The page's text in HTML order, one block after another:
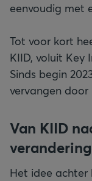
eenvoudig met
Tot voor kort
KIID, voluit Key
Sinds begin
vervangen door
Van KIID
Het idee achter